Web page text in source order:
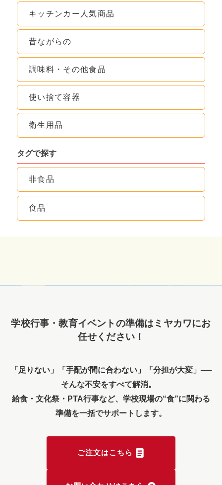
キッチンカー人気商品
昔ながらの
調味料・その他食品
使い捨て容器
衛生用品
タグで探す
非食品
食品
学校行事・教育イベントの準備はミヤカワにお
任せください！
「足りない」「手配が間に合わない」「分担が大変」──
そんな不安をすべて解消。
給食・文化祭・PTA行事など、学校現場の“食”に関わる
準備を一括でサポートします。
ご注文はこちら